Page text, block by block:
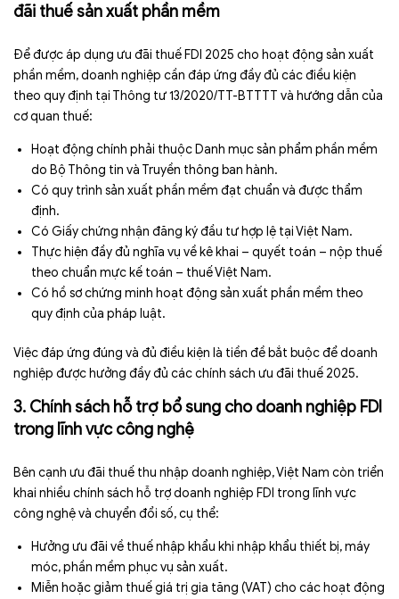
đãi thuế sản xuất phần mềm
Để được áp dụng ưu đãi thuế FDI 2025 cho hoạt động sản xuất
phần mềm, doanh nghiệp cần đáp ứng đầy đủ các điều kiện
theo quy định tại Thông tư 13/2020/TT-BTTTT và hướng dẫn của
cơ quan thuế:
Hoạt động chính phải thuộc Danh mục sản phẩm phần mềm
do Bộ Thông tin và Truyền thông ban hành.
Có quy trình sản xuất phần mềm đạt chuẩn và được thẩm
định.
Có Giấy chứng nhận đăng ký đầu tư hợp lệ tại Việt Nam.
Thực hiện đầy đủ nghĩa vụ về kê khai – quyết toán – nộp thuế
theo chuẩn mực kế toán – thuế Việt Nam.
Có hồ sơ chứng minh hoạt động sản xuất phần mềm theo
quy định của pháp luật.
Việc đáp ứng đúng và đủ điều kiện là tiền đề bắt buộc để doanh
nghiệp được hưởng đầy đủ các chính sách ưu đãi thuế 2025.
3. Chính sách hỗ trợ bổ sung cho doanh nghiệp FDI
trong lĩnh vực công nghệ
Bên cạnh ưu đãi thuế thu nhập doanh nghiệp, Việt Nam còn triển
khai nhiều chính sách hỗ trợ doanh nghiệp FDI trong lĩnh vực
công nghệ và chuyển đổi số, cụ thể:
Hưởng ưu đãi về thuế nhập khẩu khi nhập khẩu thiết bị, máy
móc, phần mềm phục vụ sản xuất.
Miễn hoặc giảm thuế giá trị gia tăng (VAT) cho các hoạt động